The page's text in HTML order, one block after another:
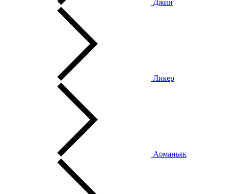
Джин
Ликер
Арманьяк